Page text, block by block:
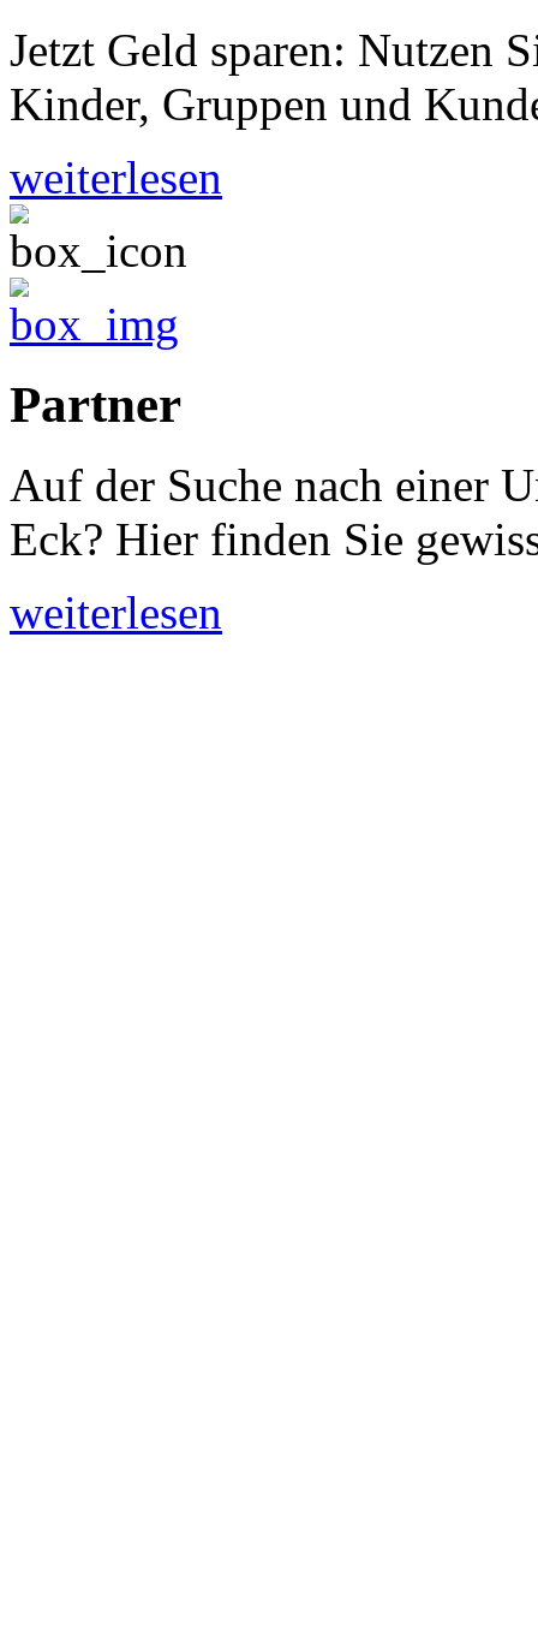
Jetzt Geld sparen: Nutzen
Kinder, Gruppen und
weiterlesen
Partner
Auf der Suche nach einer
Eck? Hier finden Sie
weiterlesen